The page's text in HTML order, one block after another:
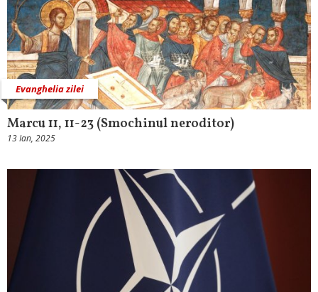
Evanghelia zilei
Marcu 11, 11-23 (Smochinul neroditor)
13 Ian, 2025